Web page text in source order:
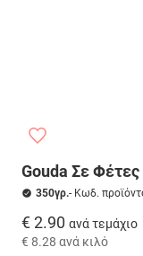
Gouda Σε Φέτες
350γρ.- Κωδ.
€ 2.90 ανά τεμάχιο
€ 8.28 ανά κιλό